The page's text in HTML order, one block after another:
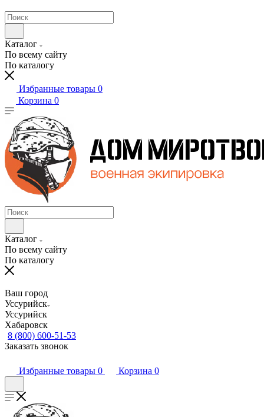
Каталог
По всему сайту
По каталогу
Избранные товары 0
Корзина 0
Каталог
По всему сайту
По каталогу
Ваш город
Уссурийск
Уссурийск
Хабаровск
8 (800) 600-51-53
Заказать звонок
Избранные товары 0 Корзина 0